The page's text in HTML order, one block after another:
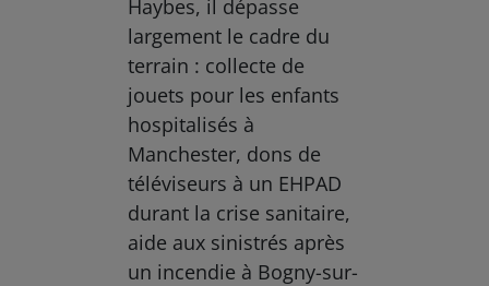
Haybes, il dépasse
largement le cadre du
terrain : collecte de
jouets pour les enfants
hospitalisés à
Manchester, dons de
téléviseurs à un EHPAD
durant la crise sanitaire,
aide aux sinistrés après
un incendie à Bogny-sur-